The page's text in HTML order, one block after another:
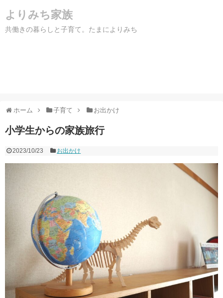
よりみち家族
共働きの暮らしと子育て。たまによりみち
ホーム 子育て お出かけ
小学生からの家族旅行
2023/10/23 お出かけ